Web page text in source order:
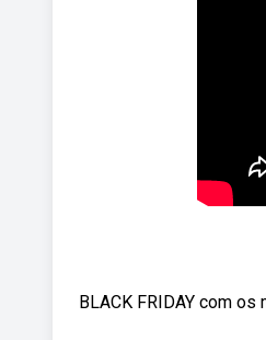
BLACK FRIDAY com